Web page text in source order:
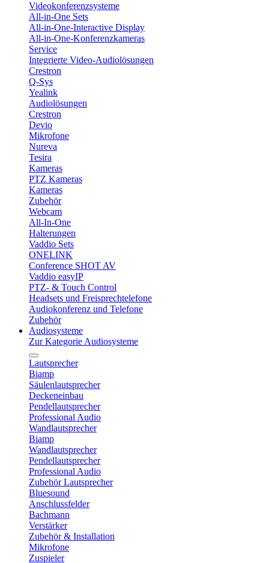
Videokonferenzsysteme
All-in-One Sets
All-in-One-Interactive Display
All-in-One-Konferenzkameras
Service
Integrierte Video-Audiolösungen
Crestron
Q-Sys
Yealink
Audiolösungen
Crestron
Devio
Mikrofone
Nureva
Tesira
Kameras
PTZ Kameras
Kameras
Zubehör
Webcam
All-In-One
Halterungen
Vaddio Sets
ONELINK
Conference SHOT AV
Vaddio easyIP
PTZ- & Touch Control
Headsets und Freisprechtelefone
Audiokonferenz und Telefone
Zubehör
Audiosysteme
Zur Kategorie Audiosysteme
Lautsprecher
Biamp
Säulenlautsprecher
Deckeneinbau
Pendellautsprecher
Professional Audio
Wandlautsprecher
Biamp
Wandlautsprecher
Pendellautsprecher
Professional Audio
Zubehör Lautsprecher
Bluesound
Anschlussfelder
Bachmann
Verstärker
Zubehör & Installation
Mikrofone
Zuspieler